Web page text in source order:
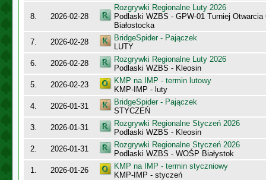
8. 2026-02-28
Rozgrywki Regionalne Luty 2026
Podlaski WZBS - GPW-01 Turniej Otwarcia
Białostocka
7.
2026-02-28
BridgeSpider - Pajączek
LUTY
6.
2026-02-28
Rozgrywki Regionalne Luty 2026
Podlaski WZBS - Kleosin
5.
2026-02-23
KMP na IMP - termin lutowy
KMP-IMP - luty
4.
2026-01-31
BridgeSpider - Pajączek
STYCZEŃ
3.
2026-01-31
Rozgrywki Regionalne Styczeń 2026
Podlaski WZBS - Kleosin
2.
2026-01-31
Rozgrywki Regionalne Styczeń 2026
Podlaski WZBS - WOŚP Białystok
1.
2026-01-26
KMP na IMP - termin styczniowy
KMP-IMP - styczeń